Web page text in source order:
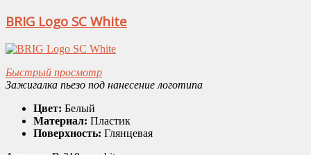
BRIG Logo SC White
Быстрый просмотр
Зажигалка пьезо под нанесение логотипа
Цвет: Белый
Материал: Пластик
Поверхность: Глянцевая